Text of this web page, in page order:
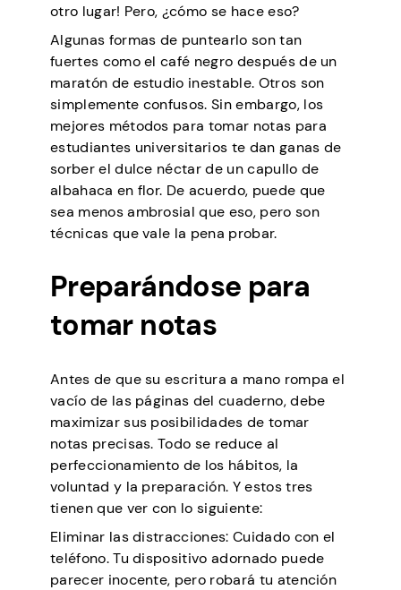
otro lugar! Pero, ¿cómo se hace eso?
Algunas formas de puntearlo son tan
fuertes como el café negro después de un
maratón de estudio inestable. Otros son
simplemente confusos. Sin embargo, los
mejores métodos para tomar notas para
estudiantes universitarios te dan ganas de
sorber el dulce néctar de un capullo de
albahaca en flor. De acuerdo, puede que
sea menos ambrosial que eso, pero son
técnicas que vale la pena probar.
Preparándose para
tomar notas
Antes de que su escritura a mano rompa el
vacío de las páginas del cuaderno, debe
maximizar sus posibilidades de tomar
notas precisas. Todo se reduce al
perfeccionamiento de los hábitos, la
voluntad y la preparación. Y estos tres
tienen que ver con lo siguiente:
Eliminar las distracciones: Cuidado con el
teléfono. Tu dispositivo adornado puede
parecer inocente, pero robará tu atención